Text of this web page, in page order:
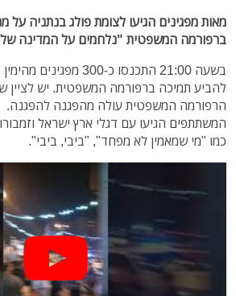
מאות מפגינים הגיעו לצומת פולג בנתניה על
ברפורמה המשפטית "נלחמים על המדינה
בשעה 21:00 התכנסו כ-300
להביע תמיכה ברפורמה המשפטית. יש לציין
הרפורמה המשפטית עולה מהפגנה להפגנה.
המשתתפים הגיעו עם דגלי ארץ ישראל
כמו "מי שמאמין לא מפחד", "ביבי, ביבי".